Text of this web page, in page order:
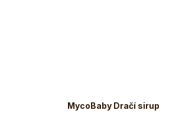
MycoBaby Dračí sirup